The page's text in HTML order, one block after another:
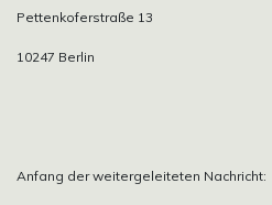
Pettenkoferstraße 13
10247 Berlin
Anfang der weitergeleiteten Nachricht: